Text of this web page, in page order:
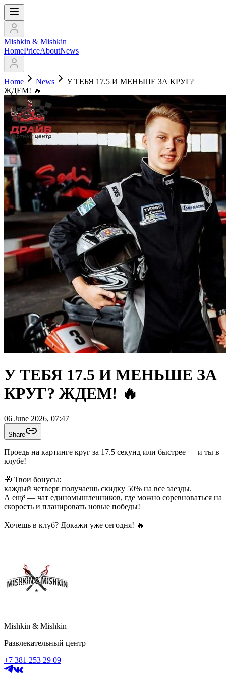
Mishkin & Mishkin
HomePriceAboutNews
Home News
У ТЕБЯ 17.5 И МЕНЬШЕ ЗА КРУГ?
ЖДЕМ! 🔥
У ТЕБЯ 17.5 И МЕНЬШЕ ЗА
КРУГ? ЖДЕМ! 🔥
06 June 2026, 07:47
Share
Проедь на картинге круг за 17.5 секунд или быстрее — и ты в
клубе!
🎁 Твои бонусы:
каждый четверг получаешь скидку 50% на все заезды.
А ещё — чат единомышленников, где можно соревноваться на
скорость и планировать новые победы!
Хочешь в клуб? Докажи уже сегодня! 🔥
▪️ Фирменные винные коктейли с эффектной подачей
▪️ Караоке с 20:00
▪️ Танцпол и атмосфера настоящей клубной ночи
⚡️ Заезды на новых картах
⚡️ Соревнования с друзьями за лучшее время круга
Mishkin & Mishkin
Развлекательный центр
+7 381 253 29 09